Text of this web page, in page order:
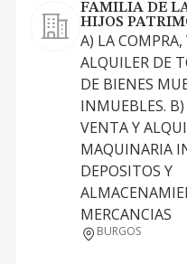
FAMILIA DE
HIJOS
A) LA
ALQUILER DE
DE BIENES
INMUEBLES.
VENTA Y
MAQUINARIA
DEPOSITOS Y
MERCANCIAS
BURGOS